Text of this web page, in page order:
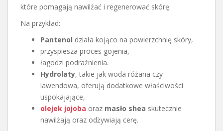
które pomagają nawilżać i regenerować skórę.
Na przykład:
Pantenol działa kojąco na powierzchnię skóry,
przyspiesza proces gojenia,
łagodzi podrażnienia.
Hydrolaty, takie jak woda różana czy
lawendowa, oferują dodatkowe właściwości
uspokajające,
olejek jojoba oraz masło shea skutecznie
nawilżają oraz odżywiają cerę.